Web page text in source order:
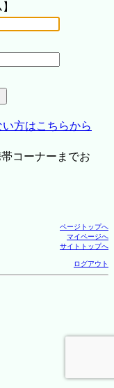
方はこちらから
コーナーまでお
ページトップへ
マイページへ
サイトトップへ
ログアウト